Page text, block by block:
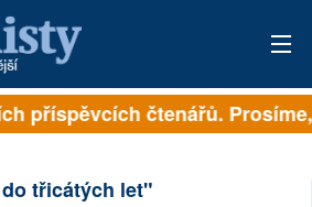
příspěvcích čtenářů.
třicátých let"